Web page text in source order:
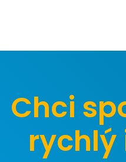
Chci
rychlý